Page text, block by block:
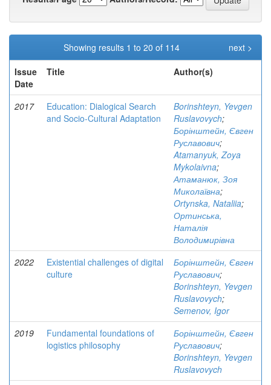
Showing results 1 to 20 of 114
next >
Issue
Date
Title Author(s)
2017
Education: Dialogical Search
and Socio-Cultural Adaptation
Borinshteyn, Yevgen
Ruslavovych;
Борінштейн, Євген
Руславович;
Atamanyuk, Zoya
Mykolaivna;
Атаманюк, Зоя
Миколаївна;
Ortynska, Nataliia;
Ортинська,
Наталія
Володимирівна
2022
Existential challenges of digital
culture
Борінштейн, Євген
Руславович;
Borinshteyn, Yevgen
Ruslavovych;
Semenov, Igor
2019
Fundamental foundations of
logistics philosophy
Борінштейн, Євген
Руславович;
Borinshteyn, Yevgen
Ruslavovych